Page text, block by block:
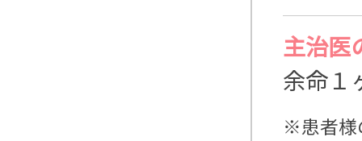
主治医
余命１
※患者様